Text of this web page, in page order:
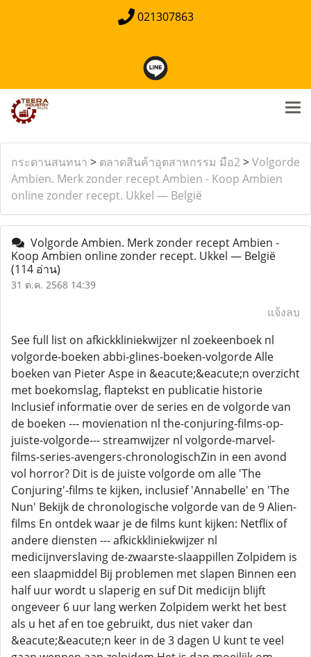
021307863
กระดานสนทนา > ตลาดสินค้าอุตสาหกรรม มือ2>Volgorde
Ambien. Merk zonder recept Ambien - Koop Ambien
online zonder recept. Ukkel — België
Volgorde Ambien. Merk zonder recept Ambien -
Koop Ambien online zonder recept. Ukkel — België
(114 อ่าน)
31 ต.ค. 2568 14:39
แจ้งลบ
See full list on afkickkliniekwijzer nl zoekeenboek nl
volgorde-boeken abbi-glines-boeken-volgorde Alle
boeken van Pieter Aspe in &eacute;&eacute;n overzicht
met boekomslag, flaptekst en publicatie historie
Inclusief informatie over de series en de volgorde van
de boeken --- movienation nl the-conjuring-films-op-
juiste-volgorde--- streamwijzer nl volgorde-marvel-
films-series-avengers-chronologischZin in een avond
vol horror? Dit is de juiste volgorde om alle 'The
Conjuring'-films te kijken, inclusief 'Annabelle' en 'The
Nun' Bekijk de chronologische volgorde van de 9 Alien-
films En ontdek waar je de films kunt kijken: Netflix of
andere diensten --- afkickkliniekwijzer nl
medicijnverslaving de-zwaarste-slaappillen Zolpidem is
een slaapmiddel Bij problemen met slapen Binnen een
half uur wordt u slaperig en suf Dit medicijn blijft
ongeveer 6 uur lang werken Zolpidem werkt het best
als u het af en toe gebruikt, dus niet vaker dan
&eacute;&eacute;n keer in de 3 dagen U kunt te veel